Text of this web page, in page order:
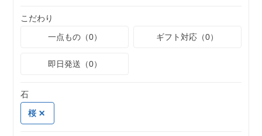
こだわり
一点もの（0）
ギフト対応（0）
即日発送（0）
石
桜